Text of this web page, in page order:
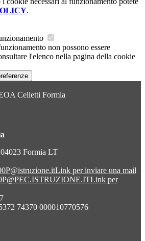
.
non possono essere
l'elenco nella pagina della cookie
Celletti Formia
Formia LT
Link per inviare una mail
Link per
74370 000010770576